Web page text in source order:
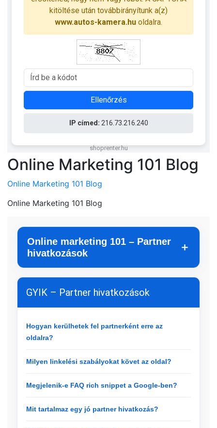
Online Marketing 101 Blog
Online Marketing 101 Blog
Online Marketing 101 Blog